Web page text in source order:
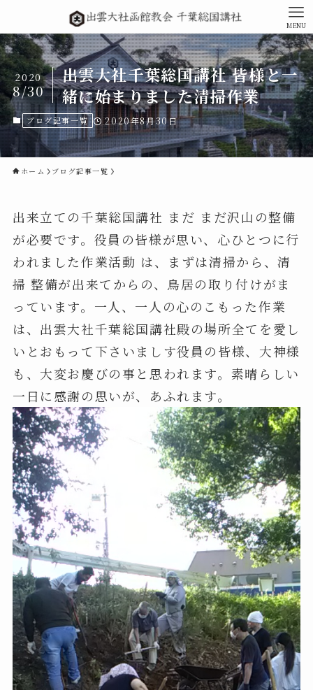
MENU
出雲大社千葉総国講社 皆様と一
緒に始まりました清掃作業
2020
8/30
ブログ記事一覧 2020年8月30日
ホーム ブログ記事一覧
出来立ての千葉総国講社 まだ まだ沢山の整備
が必要です。役員の皆様が思い、心ひとつに行
われました作業活動 は、まずは清掃から、清
掃 整備が出来てからの、鳥居の取り付けがま
っています。一人、一人の心のこもった作業
は、出雲大社千葉総国講社殿の場所全てを愛し
いとおもって下さいましす役員の皆様、大神様
も、大変お慶びの事と思われます。素晴らしい
一日に感謝の思いが、あふれます。